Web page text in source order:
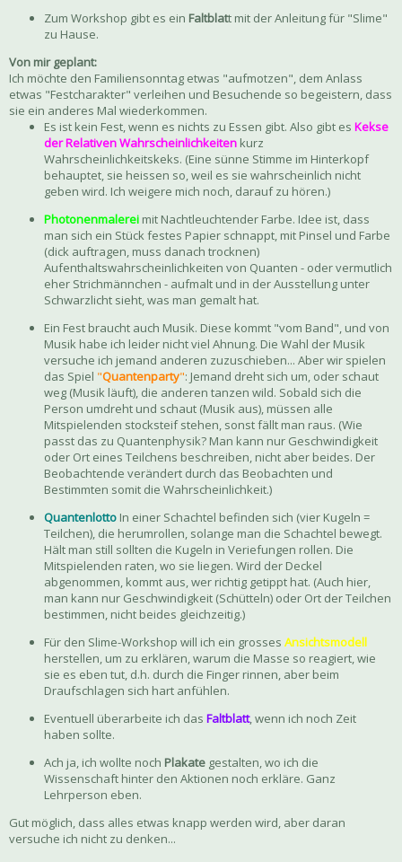
Zum Workshop gibt es ein Faltblatt mit der Anleitung für "Slime"
zu Hause.
Von mir geplant:
Ich möchte den Familiensonntag etwas "aufmotzen", dem Anlass
etwas "Festcharakter" verleihen und Besuchende so begeistern, dass
sie ein anderes Mal wiederkommen.
Es ist kein Fest, wenn es nichts zu Essen gibt. Also gibt es Kekse
der Relativen Wahrscheinlichkeiten kurz
Wahrscheinlichkeitskeks. (Eine sünne Stimme im Hinterkopf
behauptet, sie heissen so, weil es sie wahrscheinlich nicht
geben wird. Ich weigere mich noch, darauf zu hören.)
Photonenmalerei mit Nachtleuchtender Farbe. Idee ist, dass
man sich ein Stück festes Papier schnappt, mit Pinsel und Farbe
(dick auftragen, muss danach trocknen)
Aufenthaltswahrscheinlichkeiten von Quanten - oder vermutlich
eher Strichmännchen - aufmalt und in der Ausstellung unter
Schwarzlicht sieht, was man gemalt hat.
Ein Fest braucht auch Musik. Diese kommt "vom Band", und von
Musik habe ich leider nicht viel Ahnung. Die Wahl der Musik
versuche ich jemand anderen zuzuschieben... Aber wir spielen
das Spiel "Quantenparty": Jemand dreht sich um, oder schaut
weg (Musik läuft), die anderen tanzen wild. Sobald sich die
Person umdreht und schaut (Musik aus), müssen alle
Mitspielenden stocksteif stehen, sonst fällt man raus. (Wie
passt das zu Quantenphysik? Man kann nur Geschwindigkeit
oder Ort eines Teilchens beschreiben, nicht aber beides. Der
Beobachtende verändert durch das Beobachten und
Bestimmten somit die Wahrscheinlichkeit.)
Quantenlotto In einer Schachtel befinden sich (vier Kugeln =
Teilchen), die herumrollen, solange man die Schachtel bewegt.
Hält man still sollten die Kugeln in Veriefungen rollen. Die
Mitspielenden raten, wo sie liegen. Wird der Deckel
abgenommen, kommt aus, wer richtig getippt hat. (Auch hier,
man kann nur Geschwindigkeit (Schütteln) oder Ort der Teilchen
bestimmen, nicht beides gleichzeitig.)
Für den Slime-Workshop will ich ein grosses Ansichtsmodell
herstellen, um zu erklären, warum die Masse so reagiert, wie
sie es eben tut, d.h. durch die Finger rinnen, aber beim
Draufschlagen sich hart anfühlen.
Eventuell überarbeite ich das Faltblatt, wenn ich noch Zeit
haben sollte.
Ach ja, ich wollte noch Plakate gestalten, wo ich die
Wissenschaft hinter den Aktionen noch erkläre. Ganz
Lehrperson eben.
Gut möglich, dass alles etwas knapp werden wird, aber daran
versuche ich nicht zu denken...